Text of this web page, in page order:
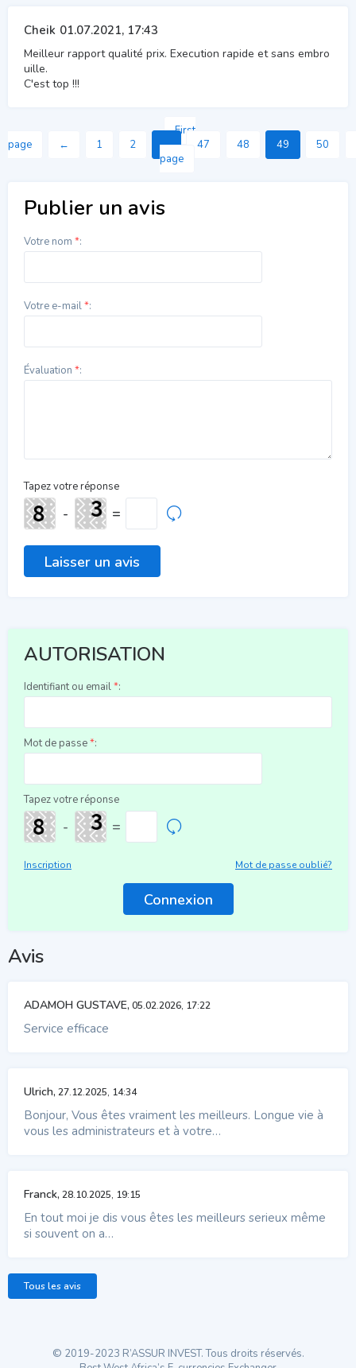
Cheik 01.07.2021, 17:43
Meilleur rapport qualité prix. Execution rapide et sans embro
uille.
C'est top !!!
First
page
← 1 2 ... 47 48 49
50
page
Publier un avis
Votre nom *:
Votre e-mail*:
Évaluation *:
Tapez votre réponse
- =
AUTORISATION
Identifiant ou email*:
Mot de passe*:
Tapez votre réponse
- =
Inscription Mot de passe oublié?
Avis
ADAMOH GUSTAVE, 05.02.2026, 17:22
Service efficace
Ulrich, 27.12.2025, 14:34
Bonjour, Vous êtes vraiment les meilleurs. Longue vie à
vous les administrateurs et à votre…
Franck, 28.10.2025, 19:15
En tout moi je dis vous êtes les meilleurs serieux même
si souvent on a…
Tous les avis
© 2019-2023 R’ASSUR INVEST. Tous droits réservés.